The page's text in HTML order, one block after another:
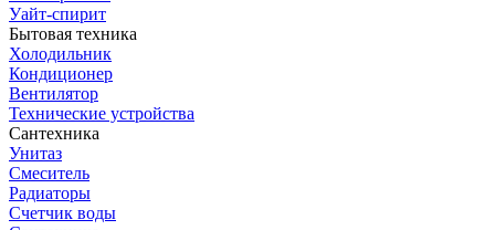
Уайт-спирит
Бытовая техника
Холодильник
Кондиционер
Вентилятор
Технические устройства
Сантехника
Унитаз
Смеситель
Радиаторы
Счетчик воды